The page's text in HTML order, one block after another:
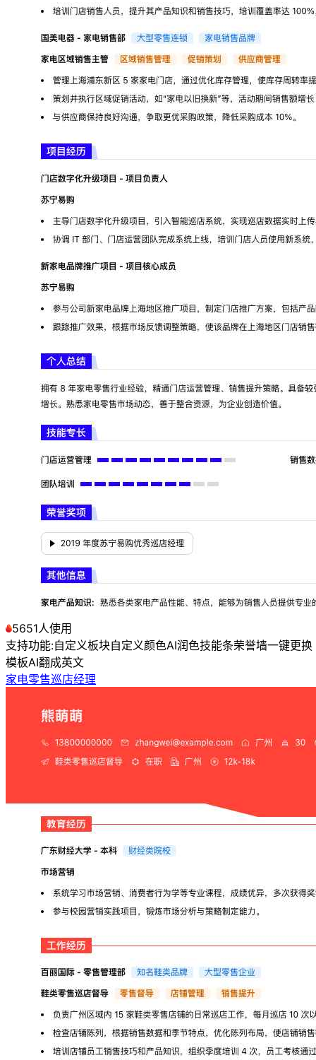
5651人使用
支持功能:自定义板块自定义颜色AI润色技能条荣誉墙一键更换
模板AI翻成英文
家电零售巡店经理